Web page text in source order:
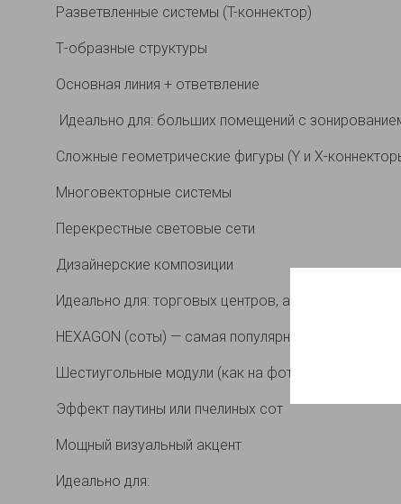
Разветвленные системы (T-коннектор)
Т-образные структуры
Основная линия + ответвление
Идеально для: больших помещений с
Сложные геометрические фигуры (Y и X-
Многовекторные системы
Перекрестные световые сети
Дизайнерские композиции
Идеально для: торговых центров, автосалонов,
HEXAGON (соты) — самая популярная конфигурация
Шестиугольные модули (как на фото)
Эффект паутины или пчелиных сот
Мощный визуальный акцент
Идеально для: